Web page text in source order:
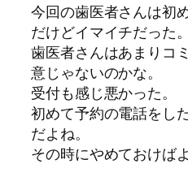
今回の歯医者さんは初
だけどイマイチだった。
歯医者さんはあまりコ
意じゃないのかな。
受付も感じ悪かった。
初めて予約の電話をし
だよね。
その時にやめておけば